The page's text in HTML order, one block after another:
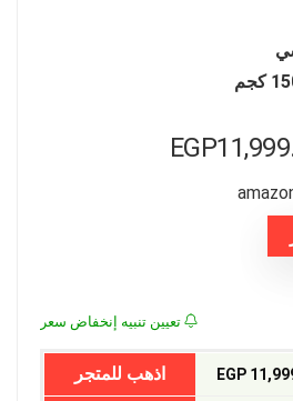
EGP
تعيين تنبيه إنخفاض سعر
11,999 اذهب للمتجر